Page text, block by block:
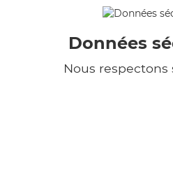
Données
Nous